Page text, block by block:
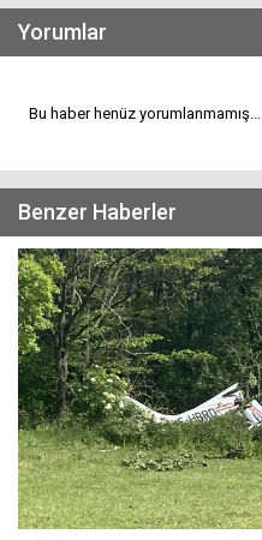
Yorumlar
Bu haber henüz yorumlanmamış...
Benzer Haberler